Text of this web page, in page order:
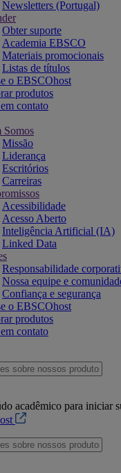
Newsletters (Portugal)
Obter suporte
Academia EBSCO
Materiais promocionais
Listas de títulos
o EBSCOhost
produtos
contato
Somos
Missão
Liderança
Escritórios
Carreiras
Acessibilidade
Acesso Aberto
Inteligência Artificial (IA)
Linked Data
Responsabilidade
Nossa equipe e
Confiança e segurança
o EBSCOhost
produtos
contato
acadêmico para iniciar